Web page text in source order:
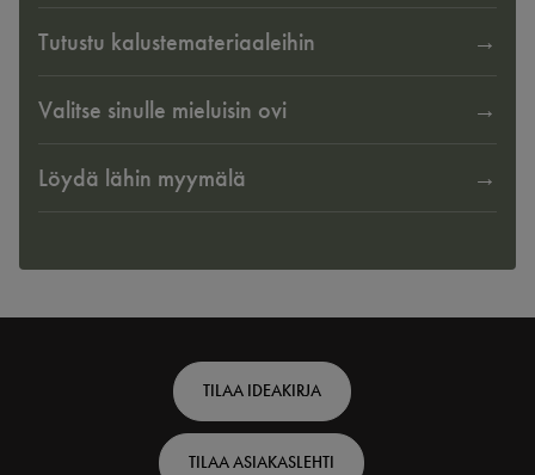
Tutustu kalustemateriaaleihin
Valitse sinulle mieluisin ovi
Löydä lähin myymälä
TILAA IDEAKIRJA
TILAA ASIAKASLEHTI